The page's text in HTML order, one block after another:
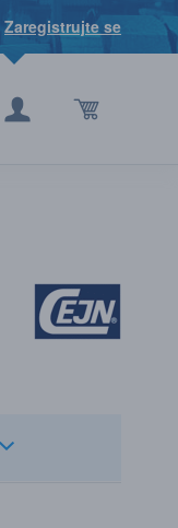
Zaregistrujte se